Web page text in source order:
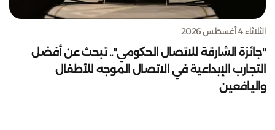
الثلاثاء 4 أغسطس 2026
"جائزة الشارقة للاتصال الحكومي".. تبحث عن أفضل
التجارب الإبداعية في الاتصال الموجه للأطفال
واليافعين